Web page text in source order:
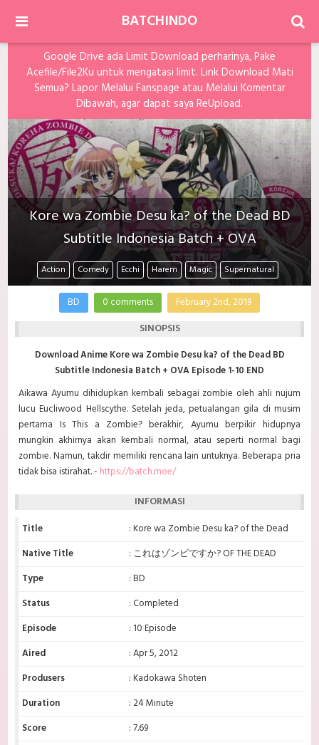
BATCHINDO
Google Drive ada Limit Download perharinya, Pake
Acefile/File2Ku untuk mengatasi limit. Link Download Mati
Semua? Lapor Melalui Fanspage atau Melalui Komentar
Dibawah, agar dapat saya ReUpload.
Kore wa Zombie Desu ka? of the Dead BD
Subtitle Indonesia Batch + OVA
Action Comedy Ecchi Harem Magic Supernatural
BD 0 comments February 2nd, 2019
SINOPSIS
Download Anime Kore wa Zombie Desu ka? of the Dead BD
Subtitle Indonesia Batch + OVA Episode 1-10 END
Aikawa Ayumu dihidupkan kembali sebagai zombie oleh ahli nujum
lucu Eucliwood Hellscythe. Setelah jeda, petualangan gila di musim
pertama Is This a Zombie? berakhir, Ayumu berpikir hidupnya
mungkin akhirnya akan kembali normal, atau seperti normal bagi
zombie. Namun, takdir memiliki rencana lain untuknya. Beberapa pria
tidak bisa istirahat. - https://batch.moe/
INFORMASI
Title
: Kore wa Zombie Desu ka? of the Dead
Native Title
: これはゾンビですか? OF THE DEAD
Type
: BD
Status
: Completed
Episode
: 10 Episode
Aired
: Apr 5, 2012
Produsers
: Kadokawa Shoten
Duration
: 24 Minute
Score
: 7.69